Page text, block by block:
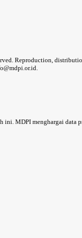
Reproduction,
MDPI menghargai data